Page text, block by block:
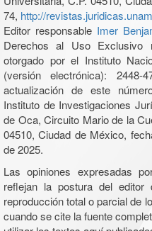
74, http://
Editor responsable Imer
Derechos al Uso Exclusivo
otorgado por el Instituto
(versión electrónica):
actualización de este
Instituto de Investigaciones
de Oca, Circuito Mario de la
04510, Ciudad de México,
de 2025.
Las opiniones expresadas
reflejan la postura del
reproducción total o parcial de
cuando se cite la fuente